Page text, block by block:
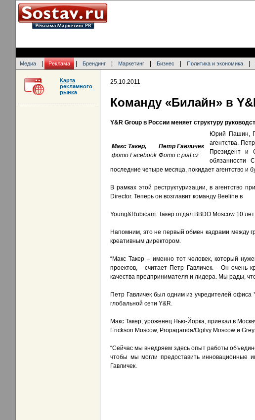
Медиа Реклама Брендинг Маркетинг Бизнес Политика и экономика
25.10.2011
Команду «Билайн» в
Y&R Group в России меняет структуру
Макс Такер,
фото Facebook
Петр Гавличек
Фото с piaf.cz
Юрий Пашин,
агентства.
Президент и
обязанности
последние четыре месяца, покидает агентство и
В рамках этой реструктуризации, в агентство
Director. Теперь он возглавит команду Beeline в
Young&Rubicam. Такер отдал BBDO Moscow 10
Напомним, это не первый обмен кадрами между
креативным директором.
“Макс Такер – именно тот человек, который
проектов, - считает Петр Гавличек. - Он очень
качества предпринимателя и лидера. Мы рады,
Петр Гавличек был одним из учредителей офиса
глобальной сети Y&R.
Макс Такер, уроженец Нью-Йорка, приехал в
Erickson Moscow, Propaganda/Ogilvy Moscow и Grey.
“Сейчас мы внедряем здесь опыт работы
чтобы мы могли предоставить инновационные
Гавличек.
Карта
рекламного
рынка